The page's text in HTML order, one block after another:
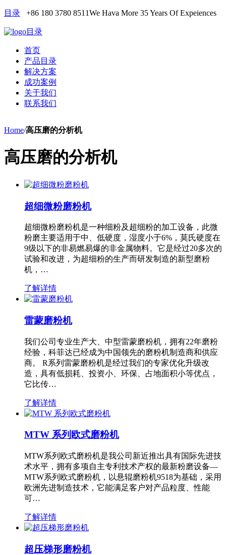
目录 +86 180 3780 8511We Hava More 35 Years Of Expeiences
目录
首页
产品目录
解决方案
成功案例
关于我们
联系我们
Home/高压磨的分析机
高压磨的分析机
超细微粉磨粉机
超细微粉磨粉机是一种细粉及超细粉的加工设备，此微
粉磨主要适用于中、低硬度，湿度小于6%，莫氏硬度在
9级以下的非易燃易爆的非金属物料。它是经过20多次的
试验和改进，为超细粉的生产而研发制造的新型磨粉
机，…
了解详情
雷蒙磨粉机
我们公司专业生产大、中型雷蒙磨粉机，拥有22年磨粉
经验，科菲达已经成为中国领先的磨粉机制造商和供应
商。 R系列雷蒙磨粉机是经过我们的专家优化升级改
造，具有低损耗、投资小、环保、占地面积小等优点，
它比传…
了解详情
MTW 系列欧式磨粉机
MTW系列欧式磨粉机是我公司新近推出具有国际先进技
术水平，拥有多项自主专利技术产权的最新粉磨设备—
MTW系列欧式磨粉机，以悬辊磨粉机9518为基础，采用
欧洲先进制造技术，它能满足客户对产品粒度、性能
可…
了解详情
超压梯形磨粉机